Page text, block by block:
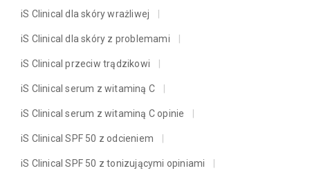
iS Clinical dla skóry wrażliwej
iS Clinical dla skóry z problemami
iS Clinical przeciw trądzikowi
iS Clinical serum z witaminą C
iS Clinical serum z witaminą C opinie
iS Clinical SPF 50 z odcieniem
iS Clinical SPF 50 z tonizującymi opiniami